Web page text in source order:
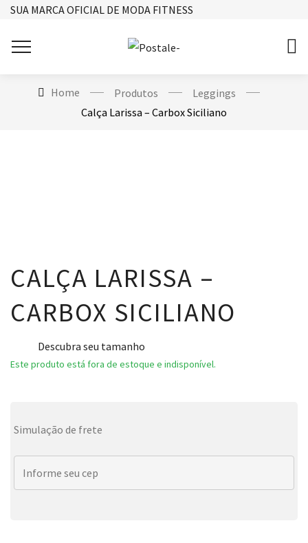
SUA MARCA OFICIAL DE MODA FITNESS
Home Produtos
Leggings
Calça Larissa – Carbox Siciliano
CALÇA LARISSA –
CARBOX SICILIANO
Descubra seu tamanho
Este produto está fora de estoque e indisponível.
Simulação de frete